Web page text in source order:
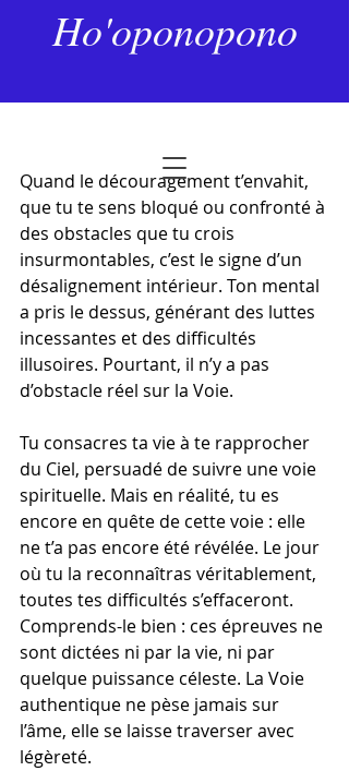
Ho'oponopono
La Voie
Dernière mise à jour :
27 janv.
Quand le découragement t’envahit,
que tu te sens bloqué ou confronté à
des obstacles que tu crois
insurmontables, c’est le signe d’un
désalignement intérieur. Ton mental
a pris le dessus, générant des luttes
incessantes et des difficultés
illusoires. Pourtant, il n’y a pas
d’obstacle réel sur la Voie.
Tu consacres ta vie à te rapprocher
du Ciel, persuadé de suivre une voie
spirituelle. Mais en réalité, tu es
encore en quête de cette voie : elle
ne t’a pas encore été révélée. Le jour
où tu la reconnaîtras véritablement,
toutes tes difficultés s’effaceront.
Comprends-le bien : ces épreuves ne
sont dictées ni par la vie, ni par
quelque puissance céleste. La Voie
authentique ne pèse jamais sur
l’âme, elle se laisse traverser avec
légèreté.